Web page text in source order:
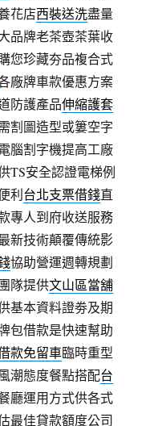
花店西裝送洗盡量
品牌老茶壺茶葉收
您珍藏夯品複合式
廠牌車款優惠方案
防護產品伸縮護套
割圖造型或簍空字
腦割字機提高工廠
TS安全認證電梯例
利台北支票借錢直
專人到府收送服務
新技術顛覆傳統影
協助營運週轉規劃
隊提供文山區當舖
基本資料證劵及期
包借款是快速幫助
款免留車臨時重型
潮態度餐點搭配台
廳運用方式供各式
最佳貸款額度公司